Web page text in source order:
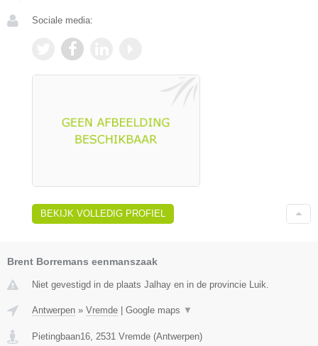
Sociale media:
BEKIJK VOLLEDIG PROFIEL
Brent Borremans eenmanszaak
Niet gevestigd in de plaats Jalhay en in de provincie Luik.
Antwerpen » Vremde Google maps ▼
Pietingbaan16, 2531 Vremde (Antwerpen)